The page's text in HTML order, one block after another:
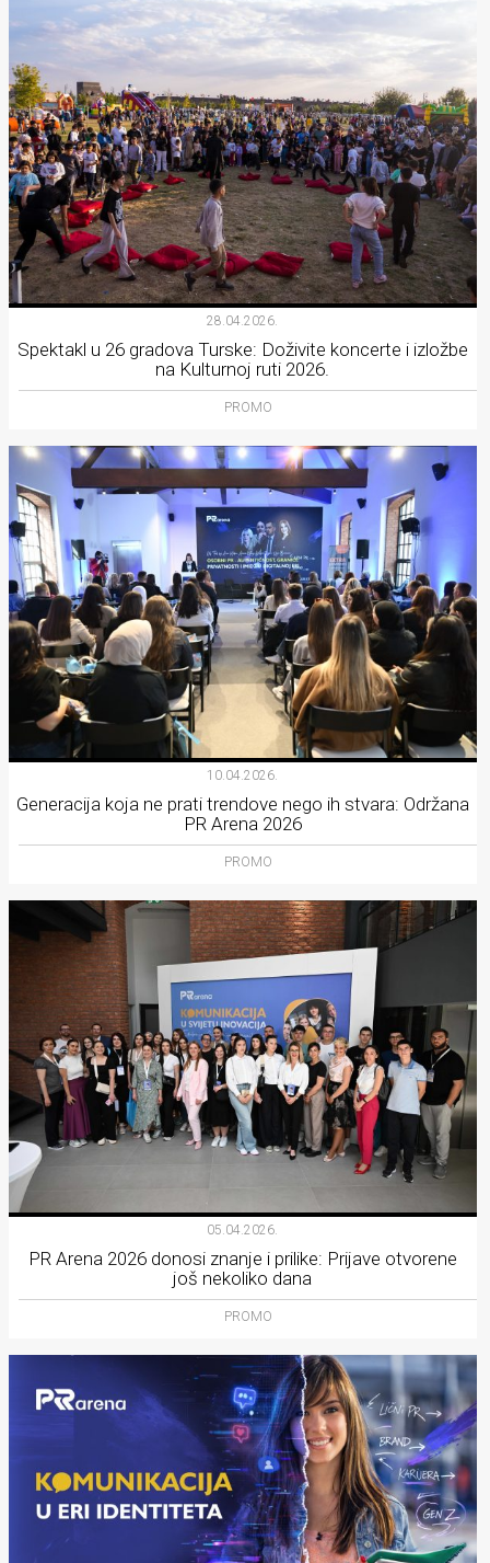
28.04.2026.
Spektakl u 26 gradova Turske: Doživite koncerte i izložbe
na Kulturnoj ruti 2026.
PROMO
10.04.2026.
Generacija koja ne prati trendove nego ih stvara: Održana
PR Arena 2026
PROMO
05.04.2026.
PR Arena 2026 donosi znanje i prilike: Prijave otvorene
još nekoliko dana
PROMO